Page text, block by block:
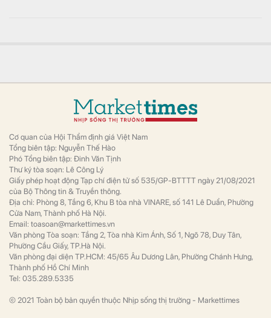
Cơ quan của Hội Thẩm định giá Việt Nam
Tổng biên tập: Nguyễn Thế Hào
Phó Tổng biên tập: Đinh Văn Tịnh
Thư ký tòa soạn: Lê Công Lý
Giấy phép hoạt động Tạp chí điện tử số 535/GP-BTTTT ngày 21/08/2021
của Bộ Thông tin & Truyền thông.
Địa chỉ: Phòng 8, Tầng 6, Khu B tòa nhà VINARE, số 141 Lê Duẩn, Phường
Cửa Nam, Thành phố Hà Nội.
Email: toasoan@markettimes.vn
Văn phòng Tòa soạn: Tầng 2, Tòa nhà Kim Ánh, Số 1, Ngõ 78, Duy Tân,
Phường Cầu Giấy, TP.Hà Nội.
Văn phòng đại diện TP.HCM: 45/65 Âu Dương Lân, Phường Chánh Hưng,
Thành phố Hồ Chí Minh
Tel: 035.289.5335
© 2021 Toàn bộ bản quyền thuộc Nhịp sống thị trường - Markettimes